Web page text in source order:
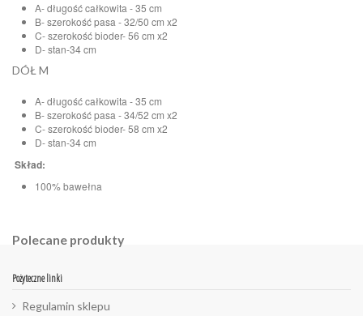
A- długość całkowita - 35 cm
B- szerokość pasa - 32/50 cm x2
C- szerokość bioder- 56 cm x2
D- stan-34 cm
DÓŁ M
A- długość całkowita - 35 cm
B- szerokość pasa - 34/52 cm x2
C- szerokość bioder- 58 cm x2
D- stan-34 cm
Skład:
100% bawełna
Polecane produkty
Pożyteczne linki
Regulamin sklepu